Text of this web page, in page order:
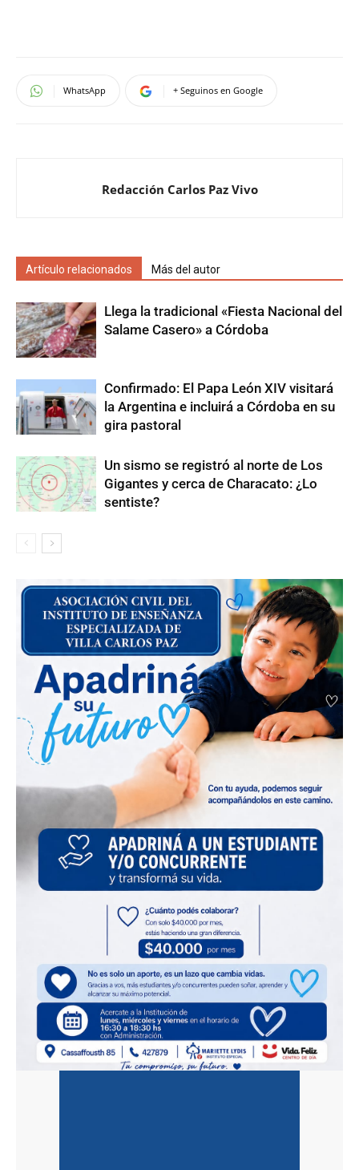
WhatsApp + Seguinos en Google
Redacción Carlos Paz Vivo
Artículo relacionados Más del autor
Llega la tradicional «Fiesta Nacional del
Salame Casero» a Córdoba
Confirmado: El Papa León XIV visitará
la Argentina e incluirá a Córdoba en su
gira pastoral
Un sismo se registró al norte de Los
Gigantes y cerca de Characato: ¿Lo
sentiste?